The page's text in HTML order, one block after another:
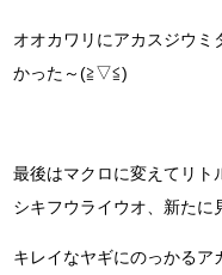
オオカワリにアカスジウミ
かった～(≧▽≦)
最後はマクロに変えてリト
シキフウライウオ、新たに
キレイなヤギにのっかるア